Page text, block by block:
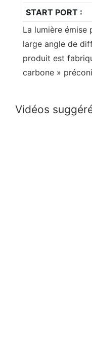
START PORT :
La lumière émise
large angle de
produit est
carbone »
Vidéos